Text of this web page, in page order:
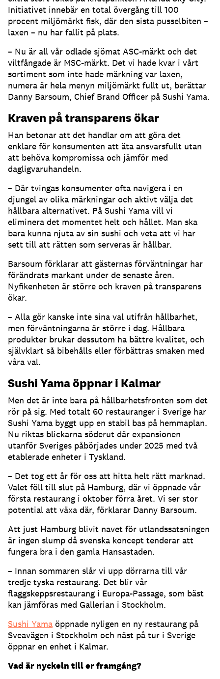
Initiativet innebär en total övergång till 100
procent miljömärkt fisk, där den sista pusselbiten –
laxen – nu har fallit på plats.
– Nu är all vår odlade sjömat ASC-märkt och det
viltfångade är MSC-märkt. Det vi hade kvar i vårt
sortiment som inte hade märkning var laxen,
numera är hela menyn miljömärkt fullt ut, berättar
Danny Barsoum, Chief Brand Officer på Sushi Yama.
Kraven på transparens ökar
Han betonar att det handlar om att göra det
enklare för konsumenten att äta ansvarsfullt utan
att behöva kompromissa och jämför med
dagligvaruhandeln.
– Där tvingas konsumenter ofta navigera i en
djungel av olika märkningar och aktivt välja det
hållbara alternativet. På Sushi Yama vill vi
eliminera det momentet helt och hållet. Man ska
bara kunna njuta av sin sushi och veta att vi har
sett till att rätten som serveras är hållbar.
Barsoum förklarar att gästernas förväntningar har
förändrats markant under de senaste åren.
Nyfikenheten är större och kraven på transparens
ökar.
– Alla gör kanske inte sina val utifrån hållbarhet,
men förväntningarna är större i dag. Hållbara
produkter brukar dessutom ha bättre kvalitet, och
självklart så bibehålls eller förbättras smaken med
våra val.
Sushi Yama öppnar i Kalmar
Men det är inte bara på hållbarhetsfronten som det
rör på sig. Med totalt 60 restauranger i Sverige har
Sushi Yama byggt upp en stabil bas på hemmaplan.
Nu riktas blickarna söderut där expansionen
utanför Sveriges påbörjades under 2025 med två
etablerade enheter i Tyskland.
– Det tog ett år för oss att hitta helt rätt marknad.
Valet föll till slut på Hamburg, där vi öppnade vår
första restaurang i oktober förra året. Vi ser stor
potential att växa där, förklarar Danny Barsoum.
Att just Hamburg blivit navet för utlandssatsningen
är ingen slump då svenska koncept tenderar att
fungera bra i den gamla Hansastaden.
– Innan sommaren slår vi upp dörrarna till vår
tredje tyska restaurang. Det blir vår
flaggskeppsrestaurang i Europa-Passage, som bäst
kan jämföras med Gallerian i Stockholm.
Sushi Yama öppnade nyligen en ny restaurang på
Sveavägen i Stockholm och näst på tur i Sverige
öppnar en enhet i Kalmar.
Vad är nyckeln till er framgång?